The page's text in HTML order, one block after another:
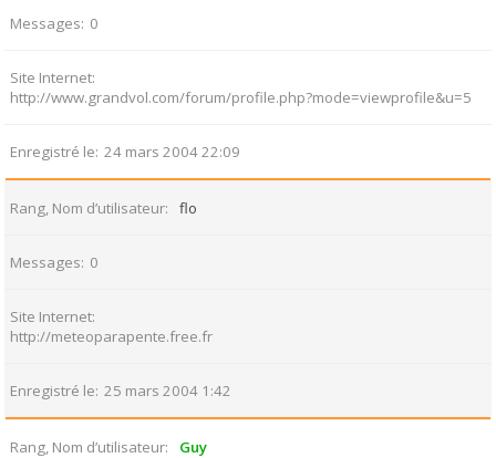
Messages 0
Site Internet
http://www.grandvol.com/forum/profile.php?mode=viewprofile&u=5
Enregistré le 24 mars 2004 22:09
Rang, Nom d’utilisateur flo
Messages 0
Site Internet
http://meteoparapente.free.fr
Enregistré le 25 mars 2004 1:42
Rang, Nom d’utilisateur Guy